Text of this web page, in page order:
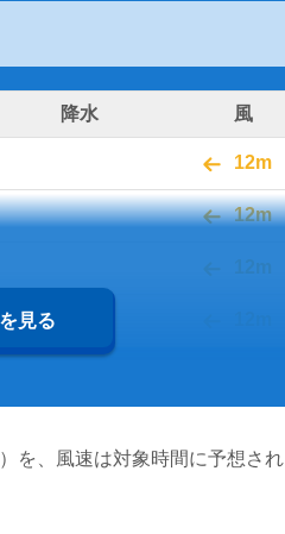
降水 風
12m
12m
見る
を、風速は対象時間に予想され